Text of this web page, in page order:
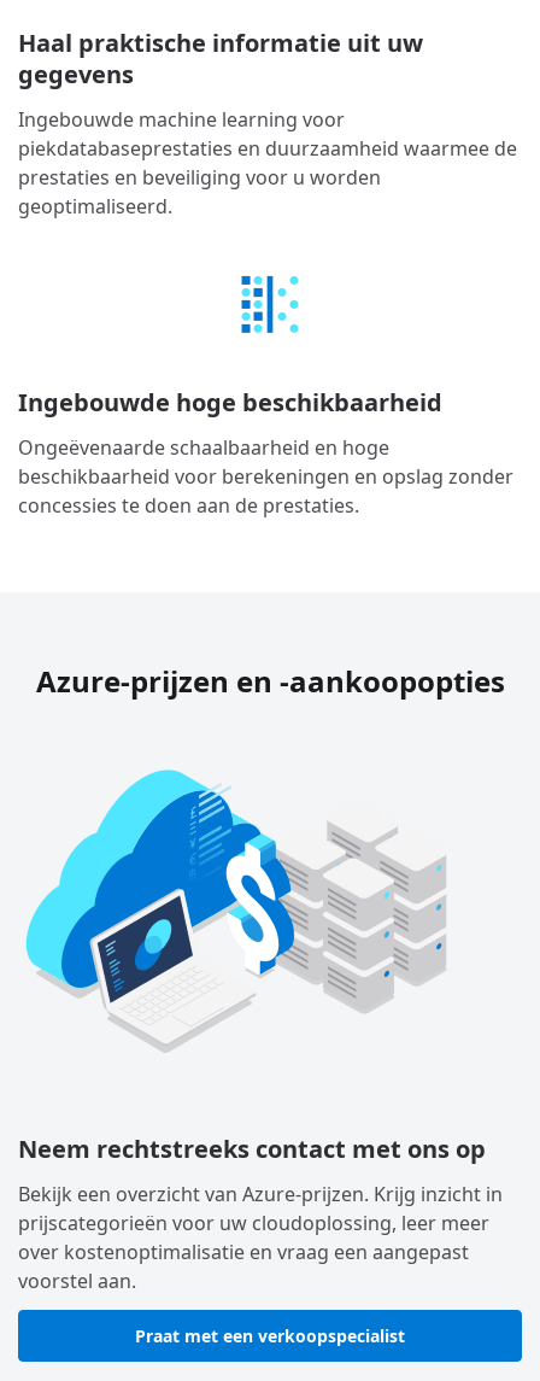
Haal praktische informatie uit uw
gegevens
Ingebouwde machine learning voor
piekdatabaseprestaties en duurzaamheid waarmee de
prestaties en beveiliging voor u worden
geoptimaliseerd.
Ingebouwde hoge beschikbaarheid
Ongeëvenaarde schaalbaarheid en hoge
beschikbaarheid voor berekeningen en opslag zonder
concessies te doen aan de prestaties.
Azure-prijzen en -aankoopopties
Neem rechtstreeks contact met ons op
Bekijk een overzicht van Azure-prijzen. Krijg inzicht in
prijscategorieën voor uw cloudoplossing, leer meer
over kostenoptimalisatie en vraag een aangepast
voorstel aan.
Praat met een verkoopspecialist